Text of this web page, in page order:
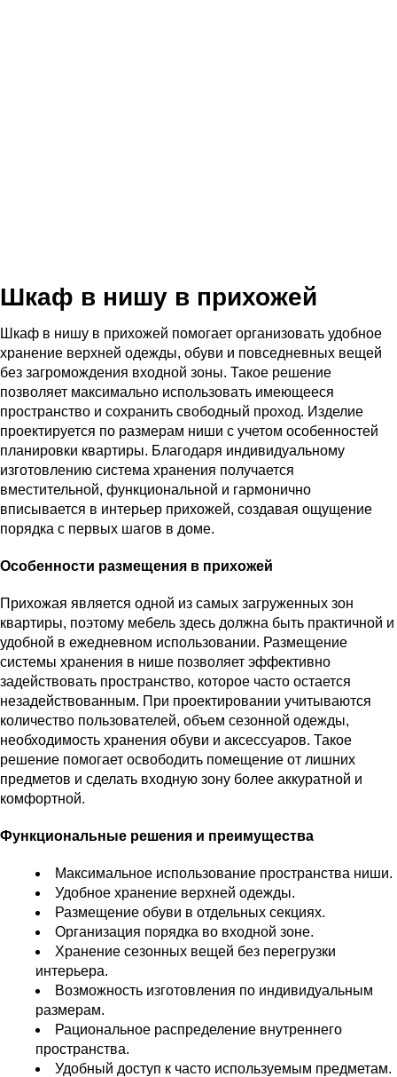
Шкаф в нишу в прихожей
Шкаф в нишу в прихожей помогает организовать удобное
хранение верхней одежды, обуви и повседневных вещей
без загромождения входной зоны. Такое решение
позволяет максимально использовать имеющееся
пространство и сохранить свободный проход. Изделие
проектируется по размерам ниши с учетом особенностей
планировки квартиры. Благодаря индивидуальному
изготовлению система хранения получается
вместительной, функциональной и гармонично
вписывается в интерьер прихожей, создавая ощущение
порядка с первых шагов в доме.
Особенности размещения в прихожей
Прихожая является одной из самых загруженных зон
квартиры, поэтому мебель здесь должна быть практичной и
удобной в ежедневном использовании. Размещение
системы хранения в нише позволяет эффективно
задействовать пространство, которое часто остается
незадействованным. При проектировании учитываются
количество пользователей, объем сезонной одежды,
необходимость хранения обуви и аксессуаров. Такое
решение помогает освободить помещение от лишних
предметов и сделать входную зону более аккуратной и
комфортной.
Функциональные решения и преимущества
Максимальное использование пространства ниши.
Удобное хранение верхней одежды.
Размещение обуви в отдельных секциях.
Организация порядка во входной зоне.
Хранение сезонных вещей без перегрузки
интерьера.
Возможность изготовления по индивидуальным
размерам.
Рациональное распределение внутреннего
пространства.
Удобный доступ к часто используемым предметам.